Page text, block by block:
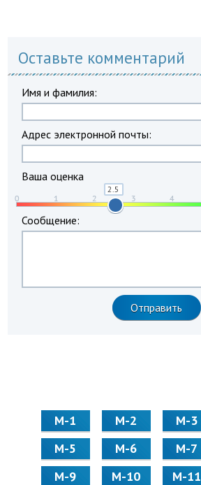
Оставьте комментарий
Имя и фамилия:
Адрес электронной почты:
Ваша оценка
Сообщение:
М-1 М-2 М-3
М-5
М-6 М-7
М-9
М-10 М-11